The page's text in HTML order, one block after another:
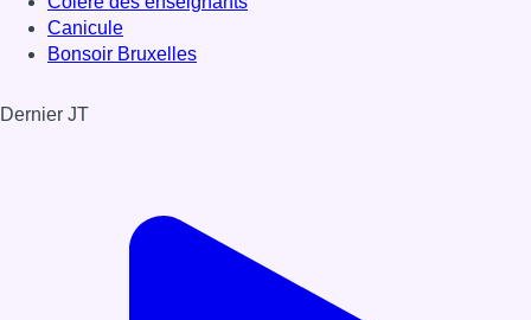
Canicule
Bonsoir Bruxelles
Dernier JT